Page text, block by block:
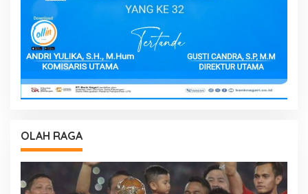
OLAH RAGA